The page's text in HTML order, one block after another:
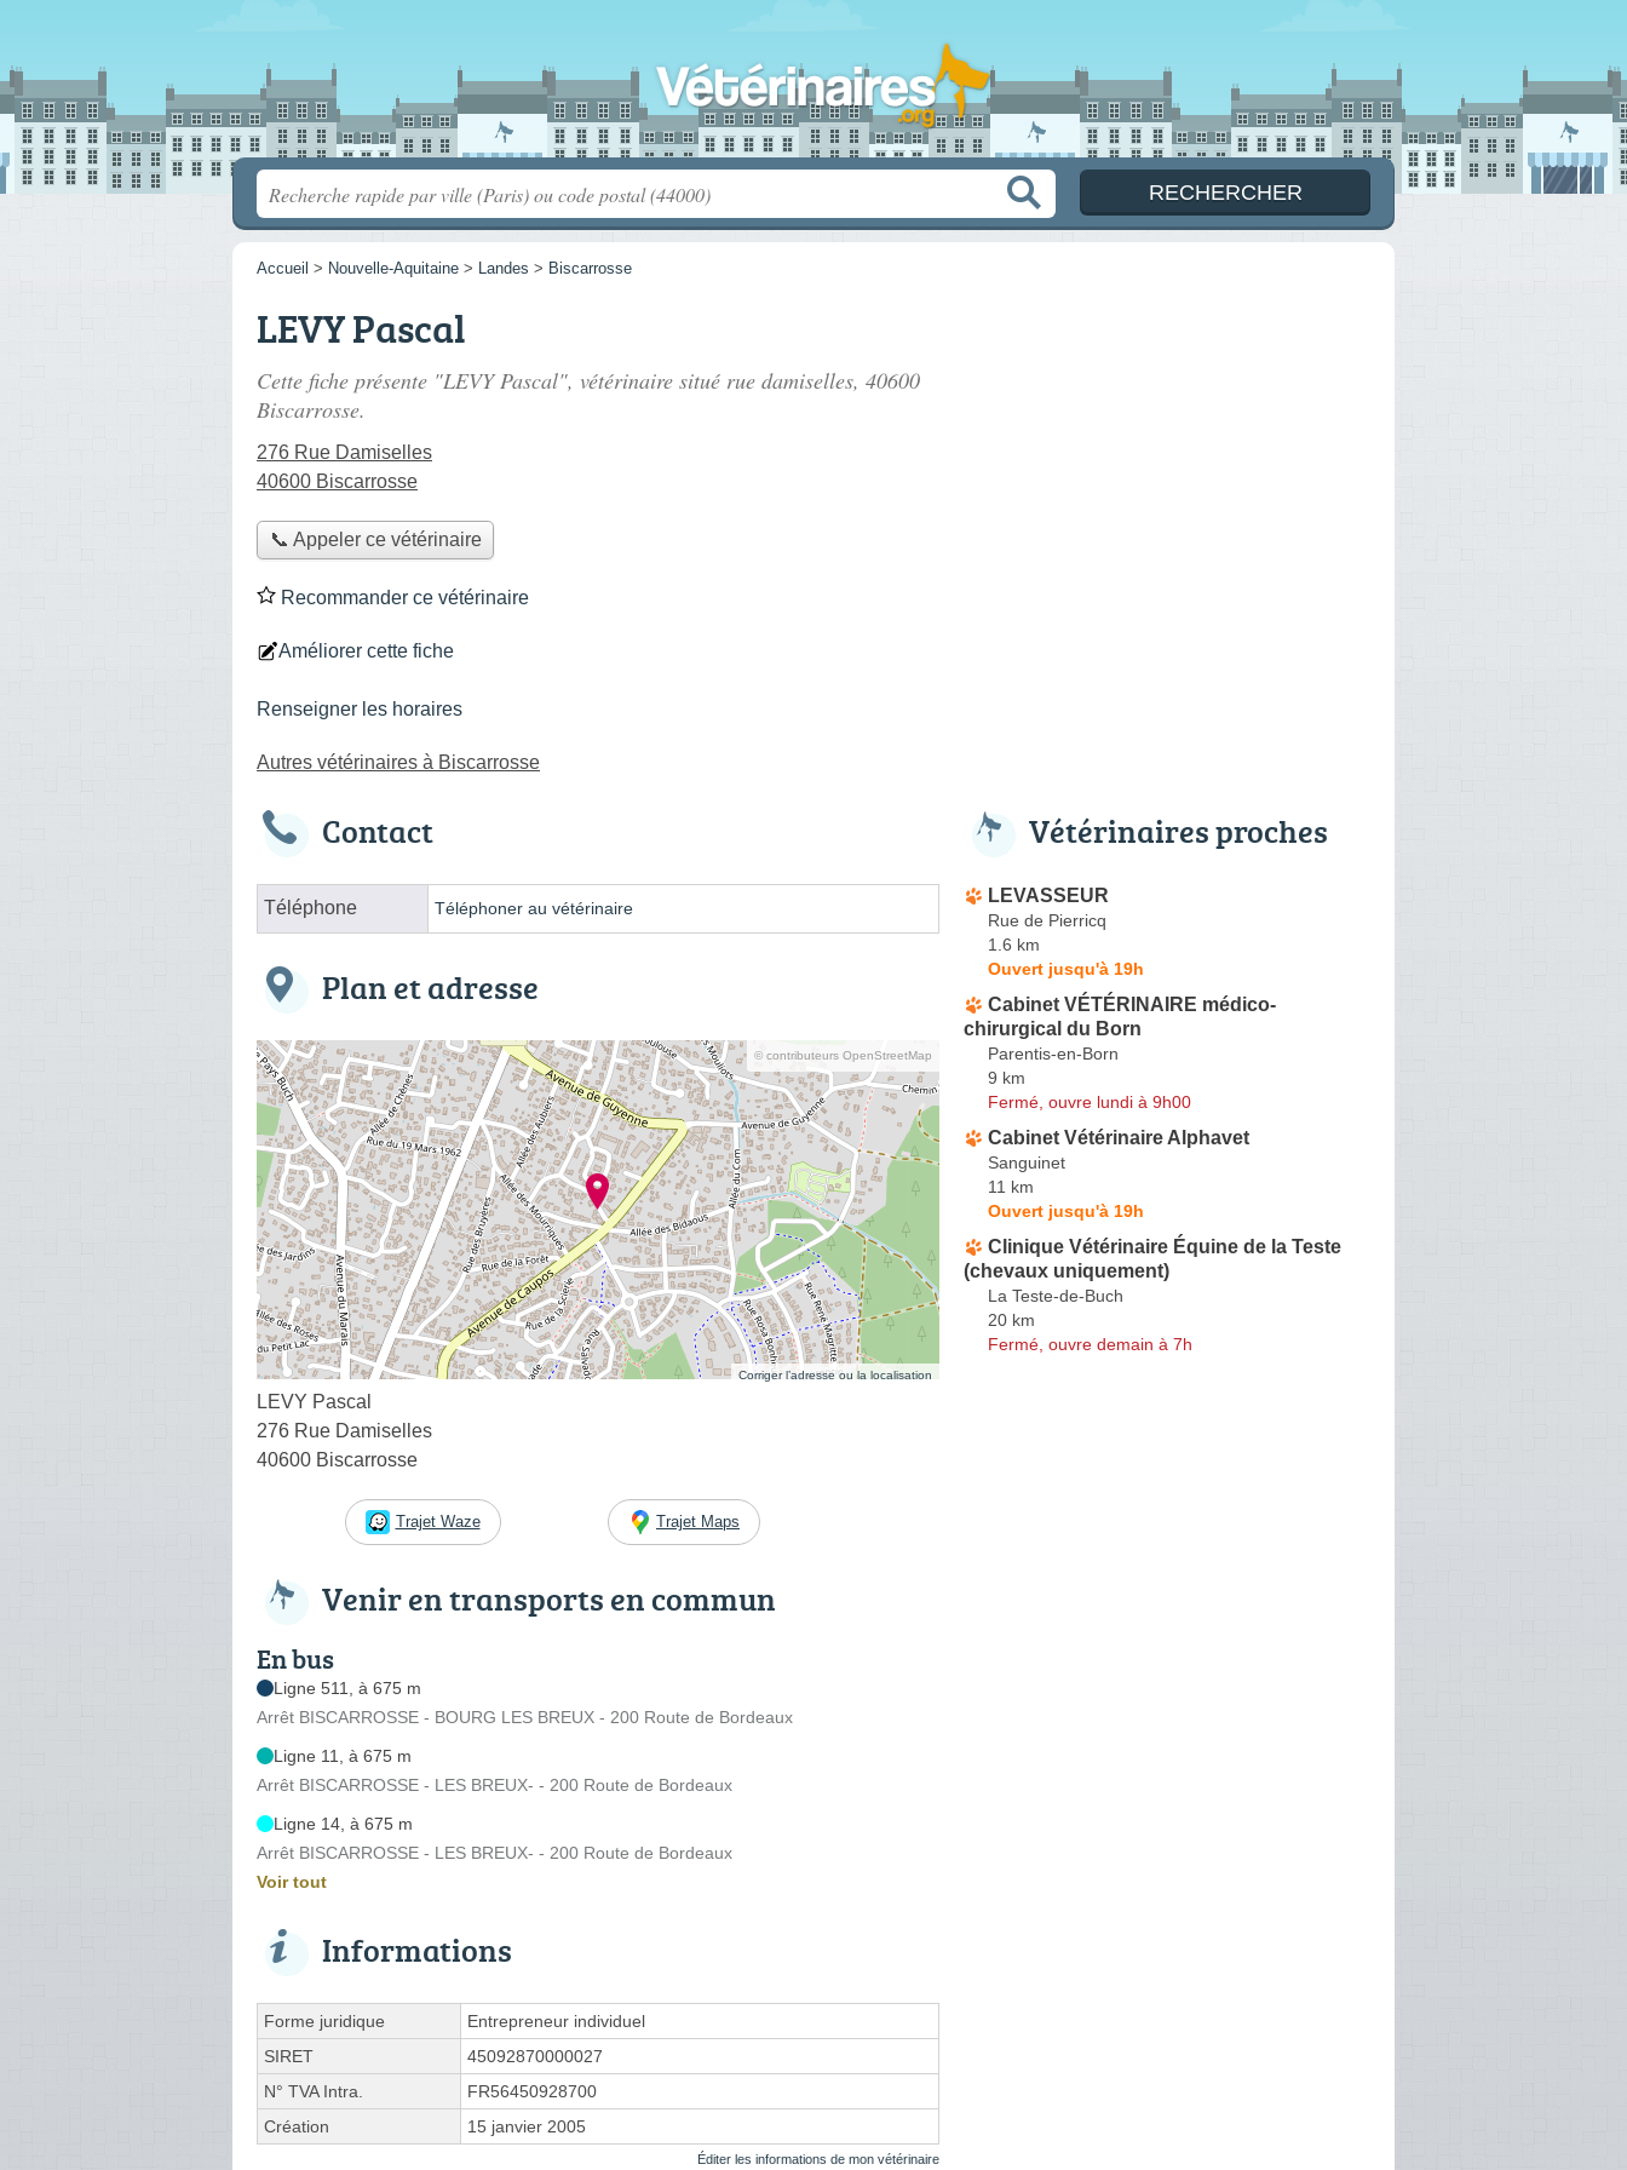
Accueil > Nouvelle-Aquitaine > Landes > Biscarrosse
LEVY Pascal
Cette fiche présente "LEVY Pascal", vétérinaire situé rue damiselles, 40600
Biscarrosse.
276 Rue Damiselles
40600 Biscarrosse
📞 Appeler ce vétérinaire
Recommander ce vétérinaire
Améliorer cette fiche
Renseigner les horaires
Autres vétérinaires à Biscarrosse
Contact
Téléphone Téléphoner au vétérinaire
Plan et adresse
© contributeurs OpenStreetMap
Corriger l’adresse ou la localisation
LEVY Pascal
276 Rue Damiselles
40600 Biscarrosse
Trajet Waze Trajet Maps
Venir en transports en commun
En bus
Ligne 511, à 675 m
Arrêt BISCARROSSE - BOURG LES BREUX - 200 Route de Bordeaux
Ligne 11, à 675 m
Arrêt BISCARROSSE - LES BREUX- - 200 Route de Bordeaux
Ligne 14, à 675 m
Arrêt BISCARROSSE - LES BREUX- - 200 Route de Bordeaux
Voir tout
Informations
Forme juridique
Entrepreneur individuel
SIRET
45092870000027
N° TVA Intra.
FR56450928700
Création
15 janvier 2005
Éditer les informations de mon vétérinaire
Vétérinaires proches
LEVASSEUR
Rue de Pierricq
1.6 km
Ouvert jusqu'à 19h
Cabinet VÉTÉRINAIRE médico-
chirurgical du Born
Parentis-en-Born
9 km
Fermé, ouvre lundi à 9h00
Cabinet Vétérinaire Alphavet
Sanguinet
11 km
Ouvert jusqu'à 19h
Clinique Vétérinaire Équine de la Teste
(chevaux uniquement)
La Teste-de-Buch
20 km
Fermé, ouvre demain à 7h